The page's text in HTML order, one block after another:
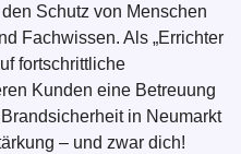
Schutz von Menschen
Fachwissen. Als „Errichter
fortschrittliche
Kunden eine Betreuung
in Neumarkt
– und zwar dich!